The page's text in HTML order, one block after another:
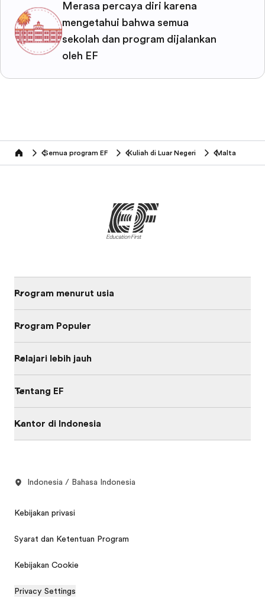
Merasa percaya diri karena
mengetahui bahwa semua
sekolah dan program dijalankan
oleh EF
home Semua program EF Kuliah di Luar Negeri Malta
Program menurut usia
Program Populer
Pelajari lebih jauh
Tentang EF
Kantor di Indonesia
Indonesia / Bahasa Indonesia
Kebijakan privasi
Syarat dan Ketentuan Program
Kebijakan Cookie
Privacy Settings